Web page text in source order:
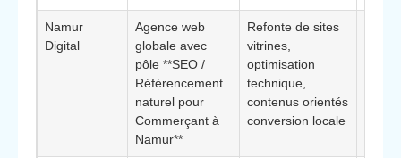
Namur
Digital
Agence web
globale avec
pôle **SEO /
Référencement
naturel pour
Commerçant à
Namur**
Refonte de sites
vitrines,
optimisation
technique,
contenus orientés
conversion locale